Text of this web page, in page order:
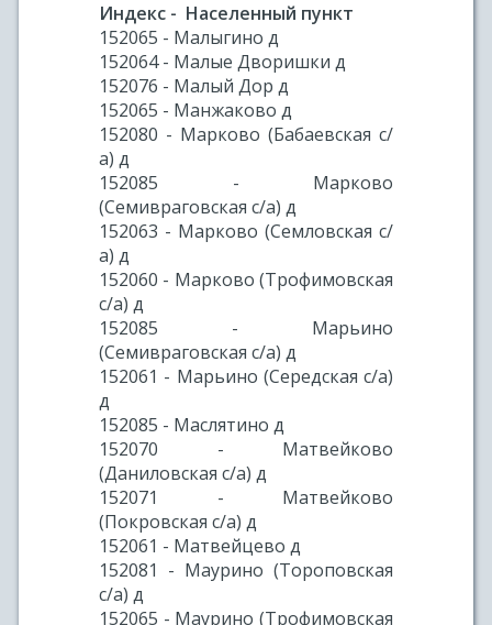
Индекс - Населенный пункт
152065 - Малыгино д
152064 - Малые Дворишки д
152076 - Малый Дор д
152065 - Манжаково д
152080 - Марково (Бабаевская с/
а) д
152085 - Марково
(Семивраговская с/а) д
152063 - Марково (Семловская с/
а) д
152060 - Марково (Трофимовская
с/а) д
152085 - Марьино
(Семивраговская с/а) д
152061 - Марьино (Середская с/а)
д
152085 - Маслятино д
152070 - Матвейково
(Даниловская с/а) д
152071 - Матвейково
(Покровская с/а) д
152061 - Матвейцево д
152081 - Маурино (Тороповская
с/а) д
152065 - Маурино (Трофимовская